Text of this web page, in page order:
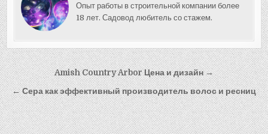
Опыт работы в строительной компании более
18 лет. Садовод любитель со стажем.
Навигация
по
записям
Amish Country Arbor Цена и дизайн →
← Сера как эффективный производитель волос и ресниц